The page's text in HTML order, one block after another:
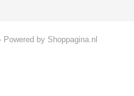
by Shoppagina.nl